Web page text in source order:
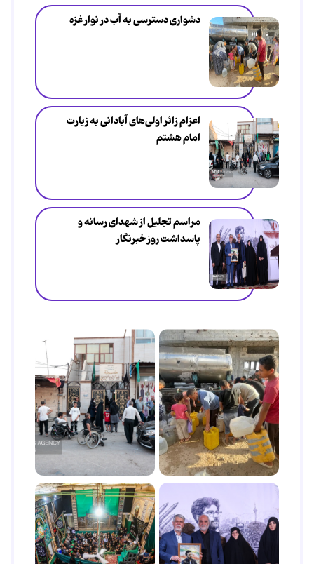
دشواری دسترسی به آب در نوار غزه
اعزام زائر اولی‌های آبادانی به زیارت
امام هشتم
مراسم تجلیل از شهدای رسانه و
پاسداشت روز خبرنگار